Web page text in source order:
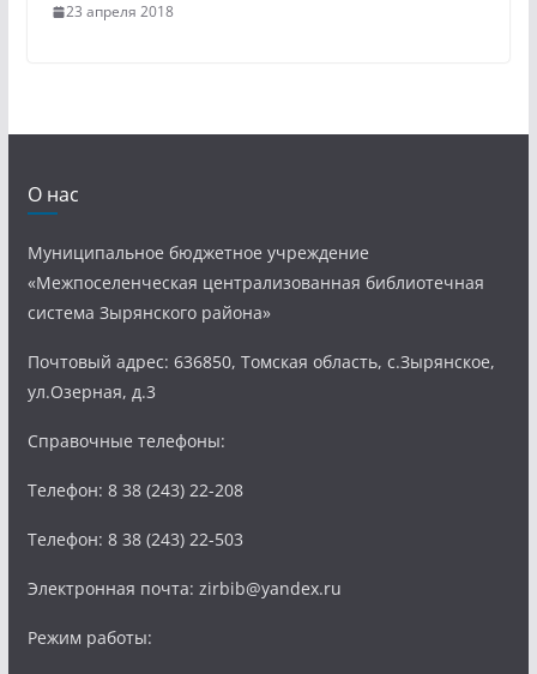
23 апреля 2018
О нас
Муниципальное бюджетное учреждение
«Межпоселенческая централизованная библиотечная
система Зырянского района»
Почтовый адрес: 636850, Томская область, с.Зырянское,
ул.Озерная, д.3
Справочные телефоны:
Телефон: 8 38 (243) 22-208
Телефон: 8 38 (243) 22-503
Электронная почта: zirbib@yandex.ru
Режим работы: